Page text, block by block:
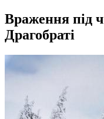
Враження під
Драгобраті